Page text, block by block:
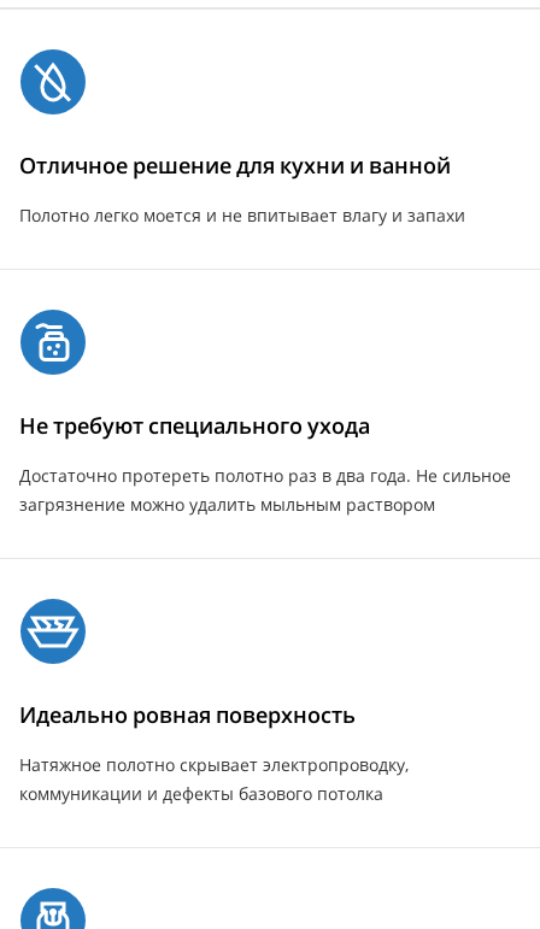
Отличное решение для кухни и ванной
Полотно легко моется и не впитывает влагу и запахи
Не требуют специального ухода
Достаточно протереть полотно раз в два года. Не сильное
загрязнение можно удалить мыльным раствором
Идеально ровная поверхность
Натяжное полотно скрывает электропроводку,
коммуникации и дефекты базового потолка